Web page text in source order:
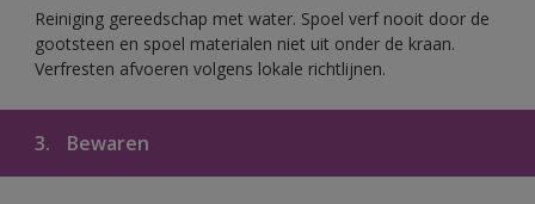
Reiniging gereedschap met water. Spoel verf nooit door de
gootsteen en spoel materialen niet uit onder de kraan.
Verfresten afvoeren volgens lokale richtlijnen.
3. Bewaren